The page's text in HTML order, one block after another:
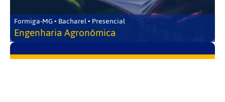
Formiga-MG • Bacharel • Presencial
Engenharia Agronômica